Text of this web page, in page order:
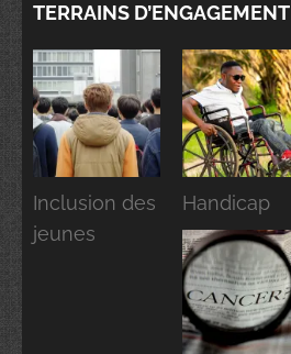
TERRAINS D’ENGAGEMENT
Inclusion des
jeunes
Handicap